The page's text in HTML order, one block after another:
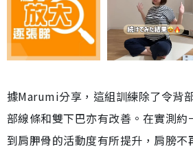
據Marumi分享，這組訓練除了令背
部線條和雙下巴亦有改善。在實測
到肩胛骨的活動度有所提升，肩膀